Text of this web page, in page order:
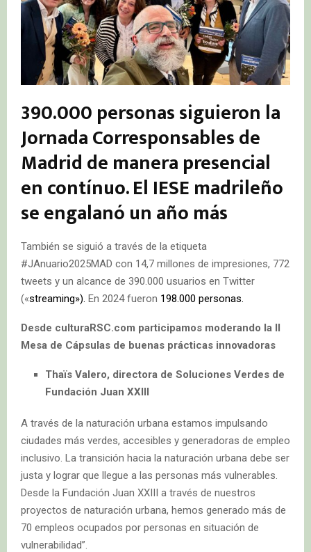
390.000 personas siguieron la
Jornada Corresponsables de
Madrid de manera presencial
en contínuo. El IESE madrileño
se engalanó un año más
También se siguió a través de la etiqueta
#JAnuario2025MAD con 14,7 millones de impresiones, 772
tweets y un alcance de 390.000 usuarios en Twitter
(«streaming»). En 2024 fueron 198.000 personas.
Desde culturaRSC.com participamos moderando la II
Mesa de Cápsulas de buenas prácticas innovadoras
Thaïs Valero, directora de Soluciones Verdes de
Fundación Juan XXIII
A través de la naturación urbana estamos impulsando
ciudades más verdes, accesibles y generadoras de empleo
inclusivo. La transición hacia la naturación urbana debe ser
justa y lograr que llegue a las personas más vulnerables.
Desde la Fundación Juan XXIII a través de nuestros
proyectos de naturación urbana, hemos generado más de
70 empleos ocupados por personas en situación de
vulnerabilidad”.